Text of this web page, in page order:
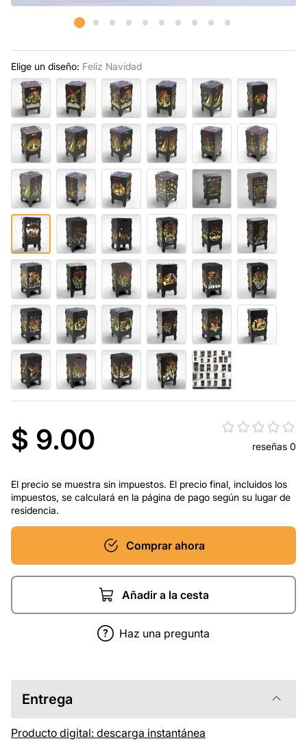
Elige un diseño: Feliz Navidad
$ 9.00 reseñas 0
El precio se muestra sin impuestos. El precio final, incluidos los
impuestos, se calculará en la página de pago según su lugar de
residencia.
Comprar ahora
Añadir a la cesta
Haz una pregunta
Entrega
Producto digital: descarga instantánea